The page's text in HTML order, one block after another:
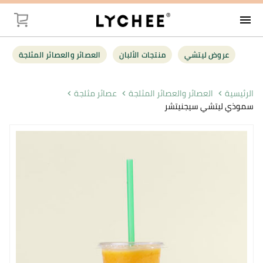
menu
العصائر
عروض ليتشي منتجات الألبان العصائر والعصائر المثلجة
الرئيسية العصائر والعصائر المثلجة
عصائر مثلجة
سموذي ليتشي سيجنيتشر